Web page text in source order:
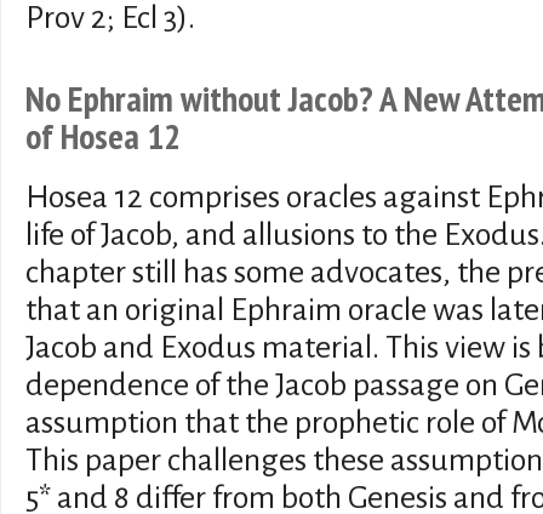
Prov 2; Ecl 3).
No Ephraim without Jacob? A New
of Hosea 12
Hosea 12 comprises oracles against
life of Jacob, and allusions to the
chapter still has some advocates, the
that an original Ephraim oracle was
Jacob and Exodus material. This view
dependence of the Jacob passage on
assumption that the prophetic role of
This paper challenges these
5* and 8 differ from both Genesis and